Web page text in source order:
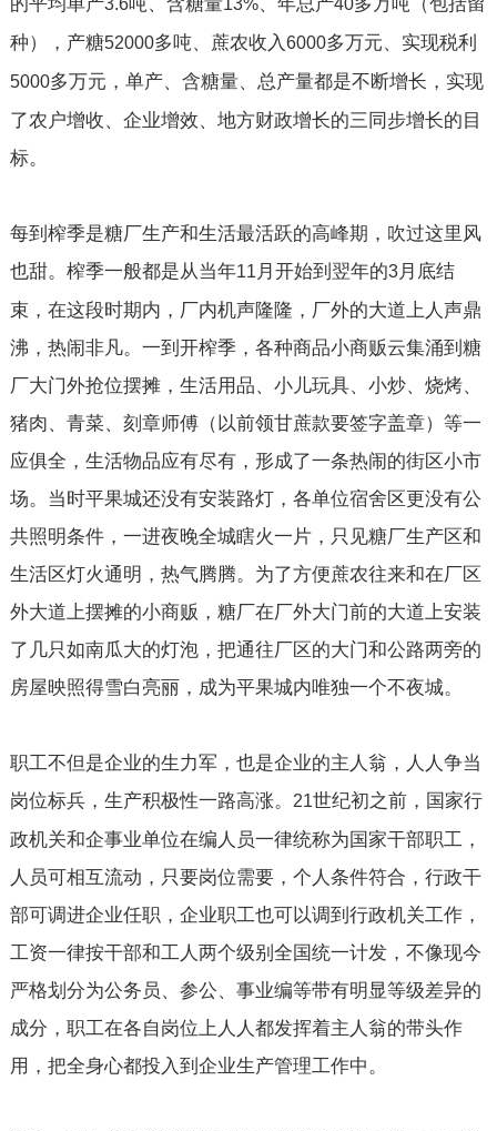
3.6 13% 40
种），产糖52000多吨、蔗农收入6000多万元、实现税利
5000多万元，单产、含糖量、总产量都是不断增长，实现
了农户增收、企业增效、地方财政增长的三同步增长的目
标。
每到榨季是糖厂生产和生活最活跃的高峰期，吹过这里风
也甜。榨季一般都是从当年11月开始到翌年的3月底结
束，在这段时期内，厂内机声隆隆，厂外的大道上人声鼎
沸，热闹非凡。一到开榨季，各种商品小商贩云集涌到糖
厂大门外抢位摆摊，生活用品、小儿玩具、小炒、烧烤、
猪肉、青菜、刻章师傅（以前领甘蔗款要签字盖章）等一
应俱全，生活物品应有尽有，形成了一条热闹的街区小市
场。当时平果城还没有安装路灯，各单位宿舍区更没有公
共照明条件，一进夜晚全城瞎火一片，只见糖厂生产区和
生活区灯火通明，热气腾腾。为了方便蔗农往来和在厂区
外大道上摆摊的小商贩，糖厂在厂外大门前的大道上安装
了几只如南瓜大的灯泡，把通往厂区的大门和公路两旁的
房屋映照得雪白亮丽，成为平果城内唯独一个不夜城。
职工不但是企业的生力军，也是企业的主人翁，人人争当
岗位标兵，生产积极性一路高涨。
21世纪初之前，国家行
政机关和企事业单位在编人员一律统称为国家干部职工，
人员可相互流动，只要岗位需要，个人条件符合，行政干
部可调进企业任职，企业职工也可以调到行政机关工作，
工资一律按干部和工人两个级别全国统一计发，不像现今
严格划分为公务员、参公、事业编等带有明显等级差异的
成分，职工在各自岗位上人人都发挥着主人翁的带头作
用，把全身心都投入到企业生产管理工作中。